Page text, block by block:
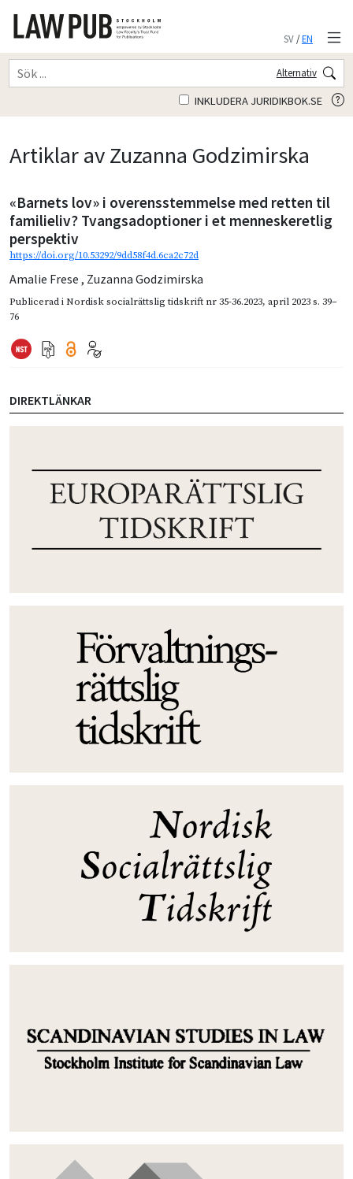
SV/EN
Alternativ
INKLUDERA JURIDIKBOK.SE
Artiklar av Zuzanna Godzimirska
«Barnets lov» i overensstemmelse med retten til
familieliv? Tvangsadoptioner i et menneskeretlig
perspektiv
https://doi.org/10.53292/9dd58f4d.6ca2c72d
Amalie Frese , Zuzanna Godzimirska
Publicerad iNordisk socialrättslig tidskrift nr 35-36.2023, april 2023s. 39–
76
DIREKTLÄNKAR